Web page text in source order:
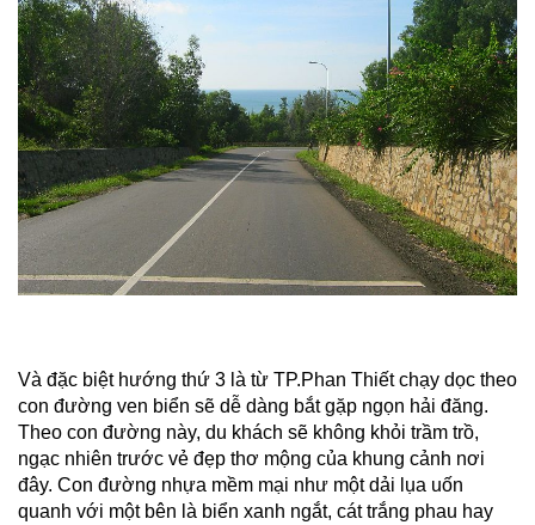
Và đặc biệt hướng thứ 3 là từ TP.Phan Thiết chạy dọc theo
con đường ven biển sẽ dễ dàng bắt gặp ngọn hải đăng.
Theo con đường này, du khách sẽ không khỏi trầm trồ,
ngạc nhiên trước vẻ đẹp thơ mộng của khung cảnh nơi
đây. Con đường nhựa mềm mại như một dải lụa uốn
quanh với một bên là biển xanh ngắt, cát trắng phau hay